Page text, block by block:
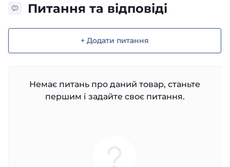
Питання та відповіді
+ Додати питання
Немає питань про даний товар, станьте
першим і задайте своє питання.